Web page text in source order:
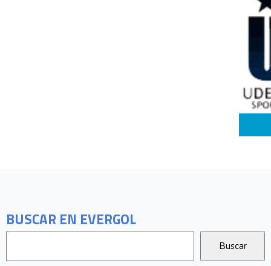
BUSCAR EN EVERGOL